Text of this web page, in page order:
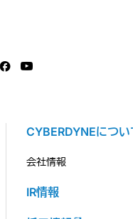
CYBERDYNEについ
会社情報
IR情報